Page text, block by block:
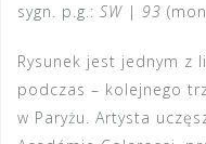
sygn. p.g.: SW | 93
Rysunek jest jednym z
podczas – kolejnego
w Paryżu. Artysta